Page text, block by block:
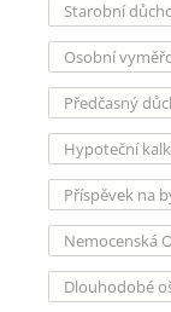
Starobní
Osobní
Předčasný
Hypoteční
Příspěvek na
Nemocenská
Dlouhodobé